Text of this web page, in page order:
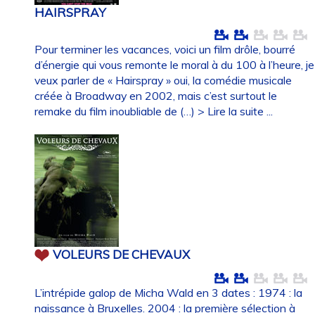
HAIRSPRAY
Pour terminer les vacances, voici un film drôle, bourré
d’énergie qui vous remonte le moral à du 100 à l’heure, je
veux parler de « Hairspray » oui, la comédie musicale
créée à Broadway en 2002, mais c’est surtout le
remake du film inoubliable de (…) > Lire la suite ...
VOLEURS DE CHEVAUX
L’intrépide galop de Micha Wald en 3 dates : 1974 : la
naissance à Bruxelles. 2004 : la première sélection à